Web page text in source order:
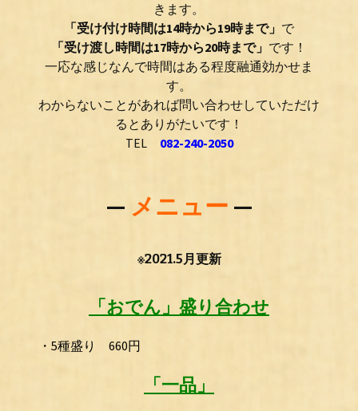
きます。
「受け付け時間は14時から19時まで」 で
「受け渡し時間は17時から20時まで」 です！
一応な感じなんで時間はある程度融通効かせま
す。
わからないことがあれば問い合わせしていただけ
るとありがたいです！
TEL 082-240-2050
— メニュー —
※2021.5月更新
「おでん」盛り合わせ
・5種盛り 660円
「一品」